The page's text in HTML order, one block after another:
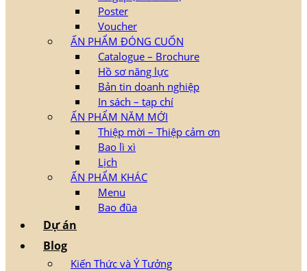
Poster
Voucher
ẤN PHẨM ĐÓNG CUỐN
Catalogue – Brochure
Hồ sơ năng lực
Bản tin doanh nghiệp
In sách – tạp chí
ẤN PHẨM NĂM MỚI
Thiệp mời – Thiệp cảm ơn
Bao lì xì
Lịch
ẤN PHẨM KHÁC
Menu
Bao đũa
Dự án
Blog
Kiến Thức và Ý Tưởng